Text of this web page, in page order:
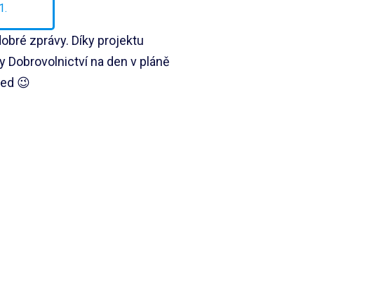
zprávy. Díky projektu
na den v pláně
😉